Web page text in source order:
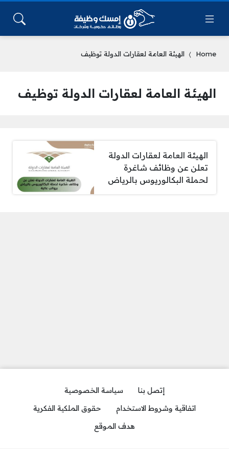
Home الهيئة العامة لعقارات الدولة توظيف
الهيئة العامة لعقارات الدولة توظيف
الهيئة العامة لعقارات الدولة
تعلن عن وظائف شاغرة
لحملة البكالوريوس بالرياض
إتصل بنا
سياسة الخصوصية
اتفاقية وشروط الاستخدام
حقوق الملكية الفكرية
هدف الموقع